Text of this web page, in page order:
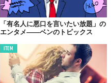
「有名人に悪口を言いたい放題」の
エンタメ――ベンのトピックス
ITEM